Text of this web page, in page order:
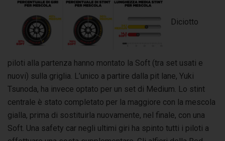
Diciotto
piloti alla partenza hanno montato la Soft (tra set usati e
nuovi) sulla griglia. L’unico a partire dalla pit lane, Yuki
Tsunoda, ha invece optato per un set di Medium. Lo stint
centrale è stato completato per la maggiore con la mescola
gialla, prima di sostituirla nuovamente, nel finale, con una
Soft. Una safety car negli ultimi giri ha spinto tutti i piloti a